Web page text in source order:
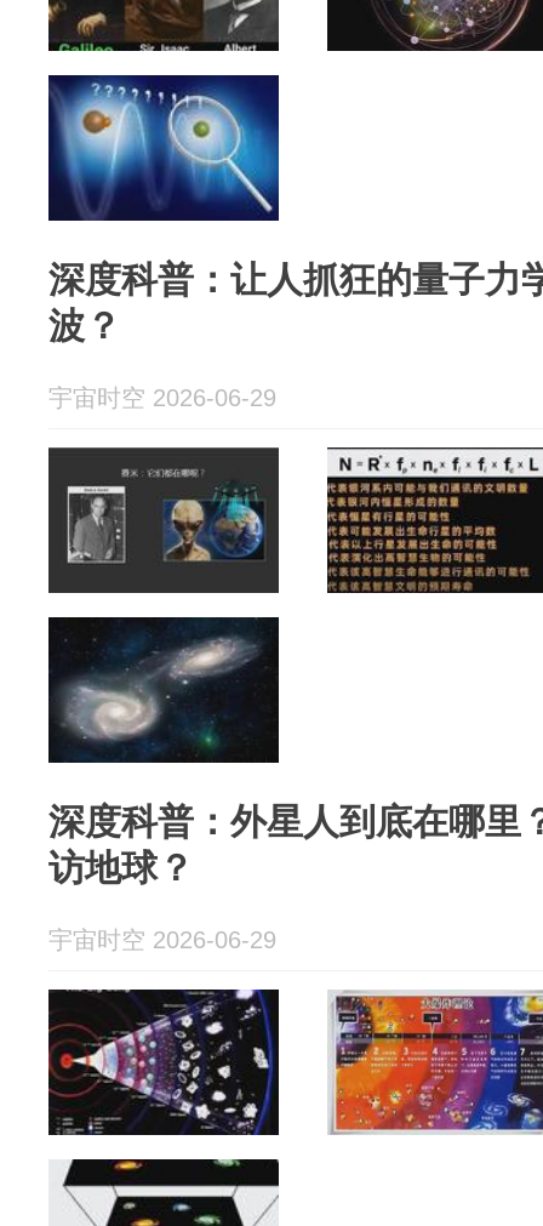
深度科普：让人抓狂的量子力
波？
宇宙时空 2026-06-29
深度科普：外星人到底在哪里
访地球？
宇宙时空 2026-06-29